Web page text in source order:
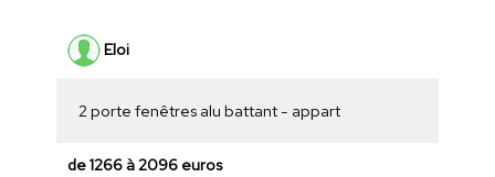
Eloi
2 porte fenêtres alu battant - appart
de 1266 à 2096 euros